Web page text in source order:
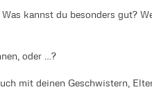
kannst du besonders gut?
oder …?
mit deinen Geschwistern,